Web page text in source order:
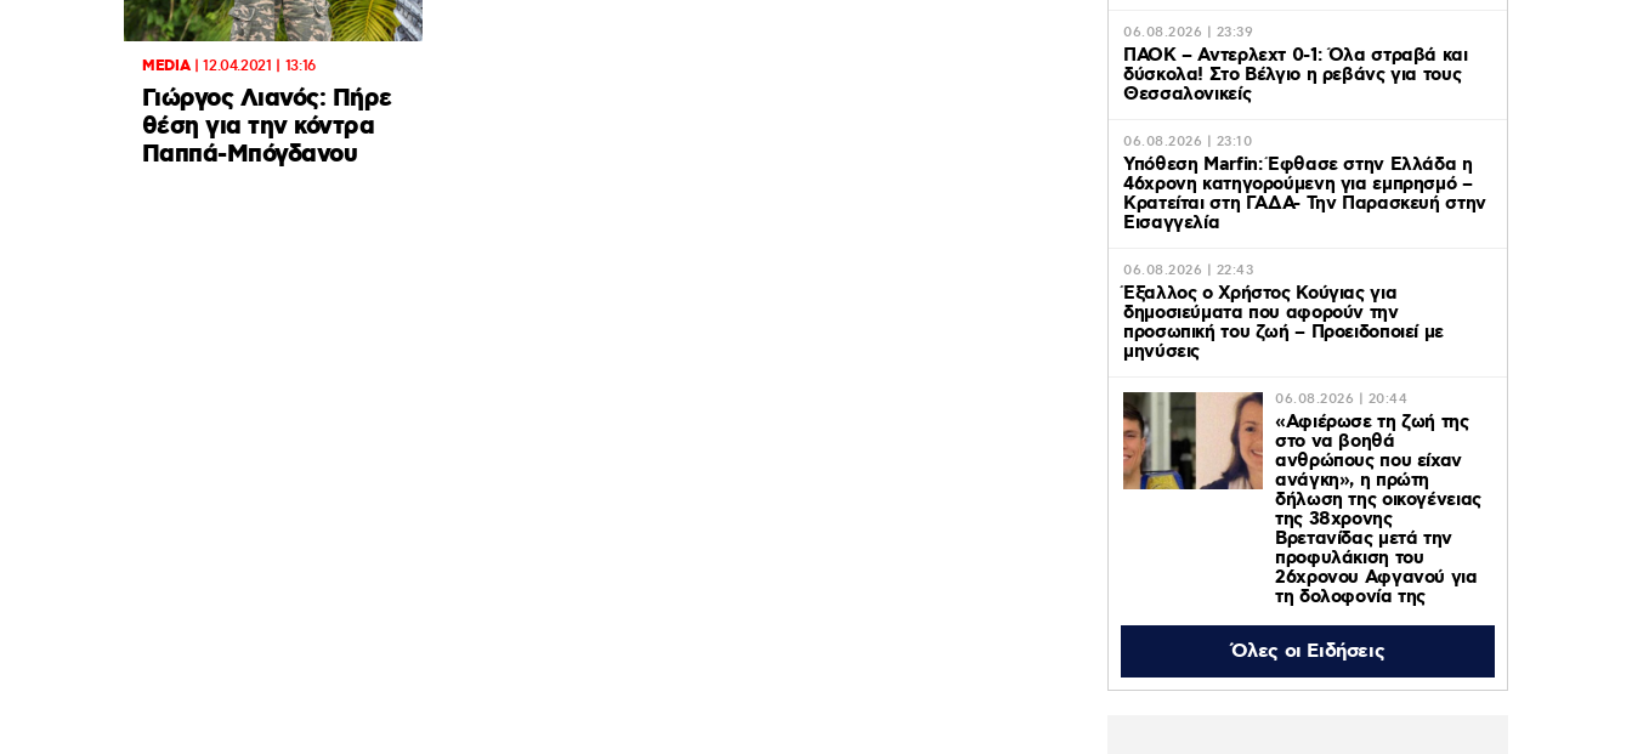
MEDIA|12.04.2021 | 13:16
Γιώργος Λιανός: Πήρε
θέση για την κόντρα
Παππά-Μπόγδανου
06.08.2026 | 23:39
ΠΑΟΚ – Αντερλεχτ 0-1: Όλα στραβά και
δύσκολα! Στο Βέλγιο η ρεβάνς για τους
Θεσσαλονικείς
06.08.2026 | 23:10
Υπόθεση Marfin: Έφθασε στην Ελλάδα η
46χρονη κατηγορούμενη για εμπρησμό –
Κρατείται στη ΓΑΔΑ- Την Παρασκευή στην
Εισαγγελία
06.08.2026 | 22:43
Έξαλλος ο Χρήστος Κούγιας για
δημοσιεύματα που αφορούν την
προσωπική του ζωή – Προειδοποιεί με
μηνύσεις
06.08.2026 | 20:44
«Αφιέρωσε τη ζωή της
στο να βοηθά
ανθρώπους που είχαν
ανάγκη», η πρώτη
δήλωση της οικογένειας
της 38χρονης
Βρετανίδας μετά την
προφυλάκιση του
26χρονου Αφγανού για
τη δολοφονία της
06.08.2026 | 20:19
Αμαλία Κωστοπούλου: Νέες φωτογραφίες
από τις διακοπές της στο Κάπρι
Όλες οι Ειδήσεις